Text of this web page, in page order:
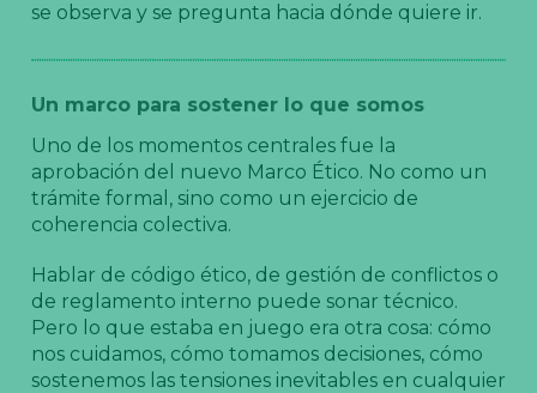
se observa y se pregunta hacia dónde quiere ir.
Un marco para sostener lo que somos
Uno de los momentos centrales fue la
aprobación del nuevo Marco Ético. No como un
trámite formal, sino como un ejercicio de
coherencia colectiva.
Hablar de código ético, de gestión de conflictos o
de reglamento interno puede sonar técnico.
Pero lo que estaba en juego era otra cosa: cómo
nos cuidamos, cómo tomamos decisiones, cómo
sostenemos las tensiones inevitables en cualquier